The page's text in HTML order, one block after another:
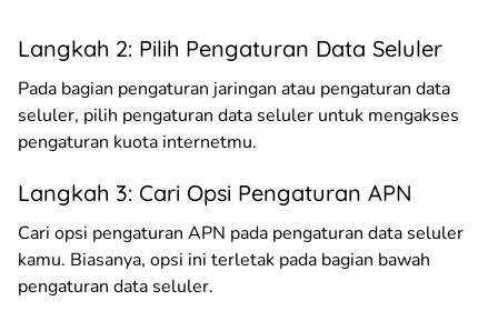
Langkah 2: Pilih Pengaturan Data Seluler
Pada bagian pengaturan jaringan atau pengaturan data
seluler, pilih pengaturan data seluler untuk mengakses
pengaturan kuota internetmu.
Langkah 3: Cari Opsi Pengaturan APN
Cari opsi pengaturan APN pada pengaturan data seluler
kamu. Biasanya, opsi ini terletak pada bagian bawah
pengaturan data seluler.